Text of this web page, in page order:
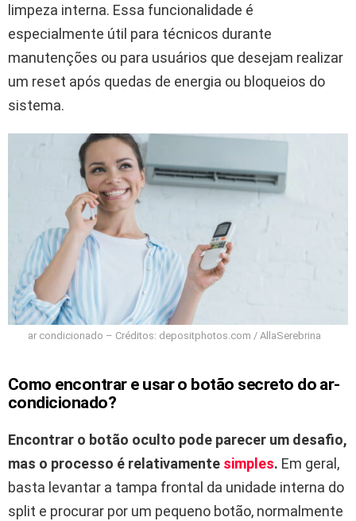
limpeza interna. Essa funcionalidade é
especialmente útil para técnicos durante
manutenções ou para usuários que desejam realizar
um reset após quedas de energia ou bloqueios do
sistema.
ar condicionado – Créditos: depositphotos.com / AllaSerebrina
Como encontrar e usar o botão secreto do ar-
condicionado?
Encontrar o botão oculto pode parecer um desafio,
mas o processo é relativamente simples. Em geral,
basta levantar a tampa frontal da unidade interna do
split e procurar por um pequeno botão, normalmente